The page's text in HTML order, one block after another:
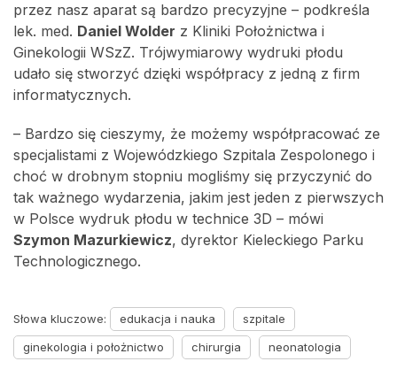
przez nasz aparat są bardzo precyzyjne – podkreśla
lek. med. Daniel Wolder z Kliniki Położnictwa i
Ginekologii WSzZ. Trójwymiarowy wydruki płodu
udało się stworzyć dzięki współpracy z jedną z firm
informatycznych.
– Bardzo się cieszymy, że możemy współpracować ze
specjalistami z Wojewódzkiego Szpitala Zespolonego i
choć w drobnym stopniu mogliśmy się przyczynić do
tak ważnego wydarzenia, jakim jest jeden z pierwszych
w Polsce wydruk płodu w technice 3D – mówi
Szymon Mazurkiewicz, dyrektor Kieleckiego Parku
Technologicznego.
Słowa kluczowe: edukacja i nauka
szpitale
ginekologia i położnictwo
chirurgia neonatologia